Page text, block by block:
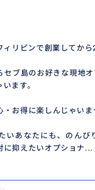
ィリピンで創業してから
セブ島のお好きな現地
ます。
・お得に楽しんじゃいま
いあなたにも、のんび
に抑えたいオプショナ...